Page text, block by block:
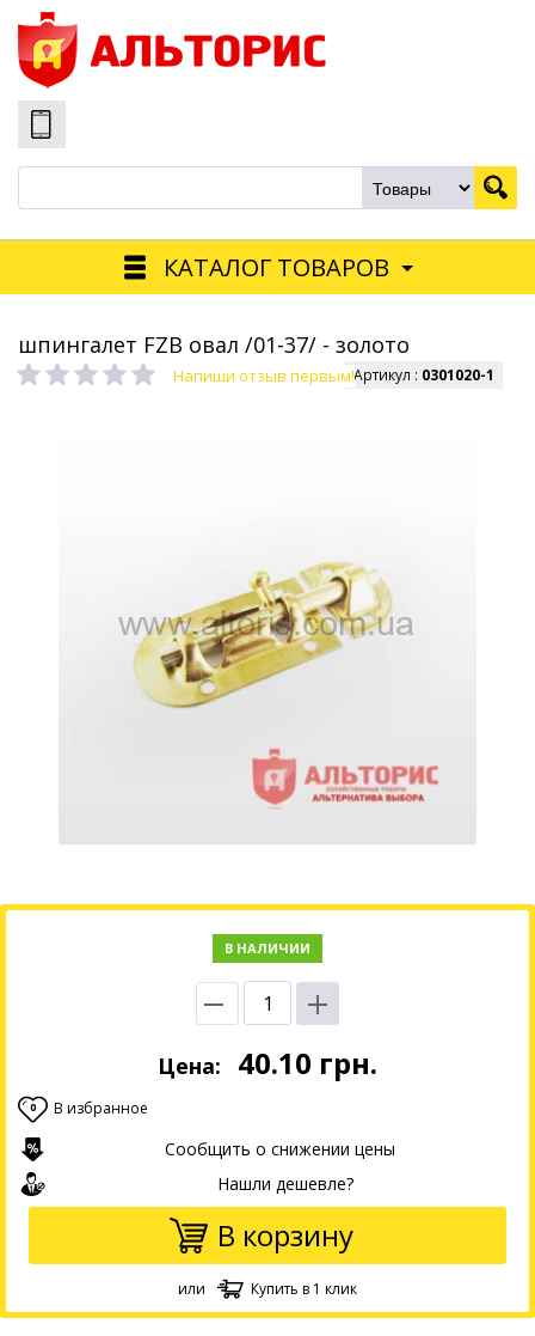
КАТАЛОГ ТОВАРОВ
шпингалет FZB овал /01-37/ - золото
Напиши отзыв первым!Артикул : 0301020-1
В НАЛИЧИИ
Цена: 40.10 грн.
0 В избранное
Сообщить о снижении цены
Нашли дешевле?
В корзину
или Купить в 1 клик